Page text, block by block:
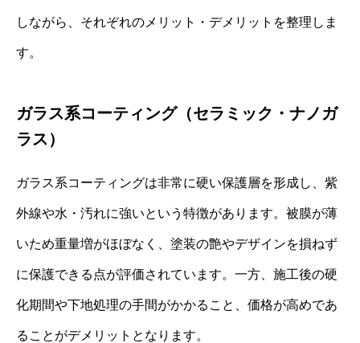
しながら、それぞれのメリット・デメリットを整理しま
す。
ガラス系コーティング（セラミック・ナノガ
ラス）
ガラス系コーティングは非常に硬い保護層を形成し、紫
外線や水・汚れに強いという特徴があります。被膜が薄
いため重量増がほぼなく、塗装の艶やデザインを損ねず
に保護できる点が評価されています。一方、施工後の硬
化期間や下地処理の手間がかかること、価格が高めであ
ることがデメリットとなります。